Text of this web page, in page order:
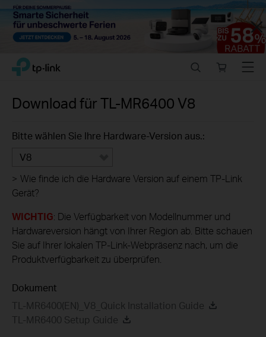
Close
Click
navigation
TP-Link, Reliably Smart
store
Menu
Download fürTL-MR6400 V8
Bitte wählen Sie Ihre Hardware-Version aus.:
V8
> Wie finde ich die Hardware Version auf einem TP-Link
Gerät?
WICHTIG: Die Verfügbarkeit von Modellnummer und
Hardwareversion hängt von Ihrer Region ab. Bitte schauen
Sie auf Ihrer lokalen TP-Link-Webpräsenz nach, um die
Produktverfügbarkeit zu überprüfen.
Dokument
TL-MR6400(EN)_V8_Quick Installation Guide
TL-MR6400 Setup Guide